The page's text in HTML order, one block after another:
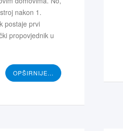
nakon 1.
postaje prvi
propovjednik u
OPŠIRNIJE...